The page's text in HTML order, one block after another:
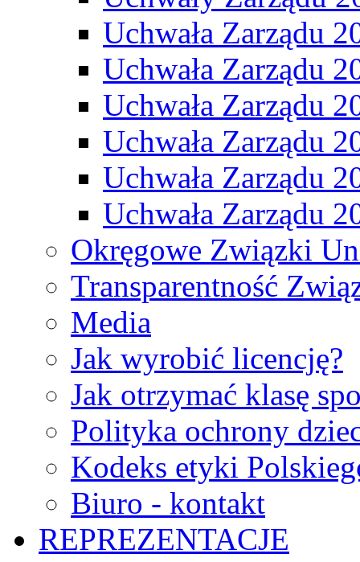
Uchwała Zarządu
Uchwała Zarządu
Uchwała Zarządu
Uchwała Zarządu
Uchwała Zarządu
Uchwała Zarządu
Okręgowe Związki
Transparentność
Media
Jak wyrobić licencję?
Jak otrzymać klasę
Polityka ochrony
Kodeks etyki
Biuro - kontakt
REPREZENTACJE